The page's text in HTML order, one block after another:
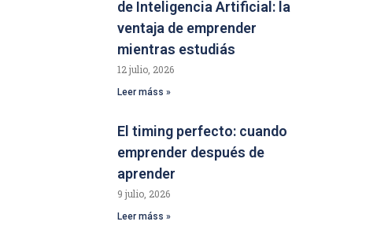
de Inteligencia Artificial: la
ventaja de emprender
mientras estudiás
12 julio, 2026
Leer máss »
El timing perfecto: cuando
emprender después de
aprender
9 julio, 2026
Leer máss »